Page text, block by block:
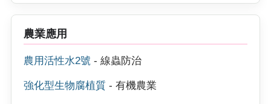
農業應用
農用活性水2號 - 線蟲防治
強化型生物腐植質 - 有機農業